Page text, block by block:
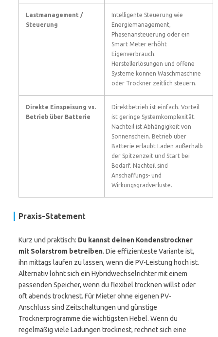
Lastmanagement /
Steuerung
Intelligente Steuerung wie
Energiemanagement,
Phasenansteuerung oder ein
Smart Meter erhöht
Eigenverbrauch.
Herstellerlösungen und offene
Systeme können Waschmaschine
oder Trockner zeitlich steuern.
Direkte Einspeisung vs.
Betrieb über Batterie
Direktbetrieb ist einfach. Vorteil
ist geringe Systemkomplexität.
Nachteil ist Abhängigkeit von
Sonnenschein. Betrieb über
Batterie erlaubt Laden außerhalb
der Spitzenzeit und Start bei
Bedarf. Nachteil sind
Anschaffungs- und
Wirkungsgradverluste.
Praxis-Statement
Kurz und praktisch: Du kannst deinen Kondenstrockner
mit Solarstrom betreiben. Die effizienteste Variante ist,
ihn mittags laufen zu lassen, wenn die PV-Leistung hoch ist.
Alternativ lohnt sich ein Hybridwechselrichter mit einem
passenden Speicher, wenn du flexibel trocknen willst oder
oft abends trocknest. Für Mieter ohne eigenen PV-
Anschluss sind Zeitschaltungen und günstige
Trocknerprogramme die wichtigsten Hebel. Wenn du
regelmäßig viele Ladungen trocknest, rechnet sich eine